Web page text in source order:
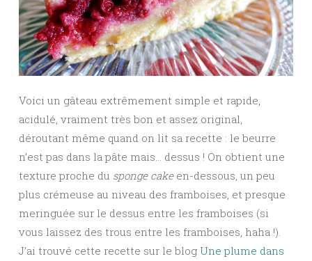
Voici un gâteau extrêmement simple et rapide,
acidulé, vraiment très bon et assez original,
déroutant même quand on lit sa recette : le beurre
n’est pas dans la pâte mais… dessus ! On obtient une
texture proche du sponge cakeen-dessous, un peu
plus crémeuse au niveau des framboises, et presque
meringuée sur le dessus entre les framboises (si
vous laissez des trous entre les framboises, haha !).
J’ai trouvé cette recette sur le blog Une plume dans